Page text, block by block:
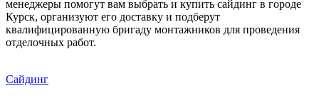
менеджеры помогут вам выбрать и купить сайдинг в городе
Курск, организуют его доставку и подберут
квалифицированную бригаду монтажников для проведения
отделочных работ.
Сайдинг